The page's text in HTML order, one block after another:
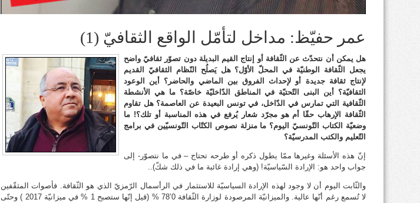
عمر حفيّظ: مداخل لتأمّل الواقع الثقافيّ (1)
هل يمكن أن نتحدّث عن الثّقافة أو إنتاج القيم البديلة دون تصوّر ثقافيّ واضح
يجعل الثّقافة الوطنيّة في المحلّ الأوّل؟ هل يَصلُح النّظام الثقافيّ القديم
لإنتاج ثقافة جديدة أو لإحداث الفروق بين الماضي والحاضر؟ أين الوعود
الثقافيّة؟ أين البنى التّحتيّة في المناطق الدّاخليّة خاصّة؟ ما هي الأنشطة
الثّقافية التي تمارس في الدّاخل، في تونس البعيدة عن العاصمة؟ هل تقاوم
الثّقافة الإرهاب حقّا أم هو مجرّد شعار يُرفع في هذه المناسبة أو تلك؟! ما
وضعيّة الكتاب التّونسيّ اليوم؟ ما منزلة نصوص الكتّاب التّونسيّين في برامج
التّعليم والكتب المدرسيّة؟
إنّ هذه الأسئلة وغيرها ممّا يطول ذكره أو طرحه تحتاج – في ما نتصوّر- إلى
جواب واحد هو: الإرادة السّياسيّة! (وهي إرادة غائبة ما في ذلك شكّ)..
والثّابت اليوم أن لا وجود لهذه الإرادة السياسيّة للاستثمار في الرأسمال الرّمزيّ الذي هو الثّقافة. فأصوات المثقّفين
لا تُسمع رغم أنّها عالية. والميزانيّة المرصودة لوزارة الثّقافة 0’78 % (قيل إنّها ستصبح 1 % في ميزانيّة 2017 ) وحتّى